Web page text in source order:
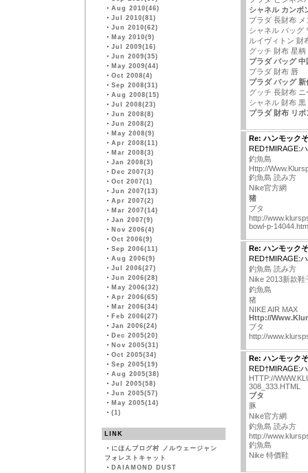
・Aug 2010(46)
・Jul 2010(81)
・Jun 2010(62)
・ May 2010(9)
・Jul 2009(16)
・Jun 2009(35)
・ May 2009(44)
・Oct 2008(4)
・Sep 2008(31)
・Aug 2008(15)
・Jul 2008(23)
・Jun 2008(8)
・Jun 2008(2)
・ May 2008(9)
・Apr 2008(11)
・ Mar 2008(3)
・Jan 2008(3)
・ Dec 2007(3)
・Oct 2007(1)
・Jun 2007(13)
・Apr 2007(2)
・ Mar 2007(14)
・Jan 2007(9)
・ Nov 2006(4)
・Oct 2006(9)
・Sep 2006(11)
・Aug 2006(9)
・Jul 2006(27)
・Jun 2006(28)
・ May 2006(32)
・Apr 2006(65)
・ Mar 2006(34)
・ Feb 2006(27)
・Jan 2006(24)
・ Dec 2005(20)
・ Nov 2005(31)
・Oct 2005(34)
・Sep 2005(19)
・Aug 2005(38)
・Jul 2005(58)
・Jun 2005(57)
・ May 2005(14)
・(1)
LINK
・ にほんブログ村 ノルウェージャン
フォレストキャット
・ DAIAMOND DUST
シャネル カンボ
プラダ 長財布 メ
シャネル バッグ
ルイヴィトン 財
グッチ 財布 星柄
プラダ バッグ 中
プラダ 財布 唇
プラダ バッグ 新
グッチ 長財布 ニ
シャネル 財布 黒
プラダ 財布 リボ
Re: ハンモック
RED†MIRAGE:
釣魚島
Http://
釣魚島 読み方
Nike官方網
猪
ブタ
http://
bowl-p-
Re: ハンモック
RED†MIRAGE:
釣魚島 読み方
Nike 2013新款鞋
釣魚島
猪
NIKE AIR MAX
Http://
ブタ
http://
Re: ハンモック
RED†MIRAGE:
HTTP://
308_333.HTML
ブタ
豚
Nike官方網
釣魚島 読み方
http://
釣魚島
Nike 特價鞋